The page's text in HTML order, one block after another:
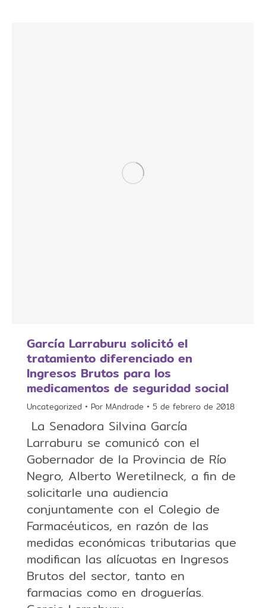
García Larraburu solicitó el
tratamiento diferenciado en
Ingresos Brutos para los
medicamentos de seguridad social
Uncategorized Por MAndrade 5 de febrero de 2018
​​ La Senadora Silvina García
Larraburu se comunicó con el
Gobernador de la Provincia de Río
Negro, Alberto Weretilneck, a fin de
solicitarle una audiencia
conjuntamente con el Colegio de
Farmacéuticos, en razón de las
medidas económicas tributarias que
modifican las alícuotas en Ingresos
Brutos del sector, tanto en
farmacias como en droguerías.